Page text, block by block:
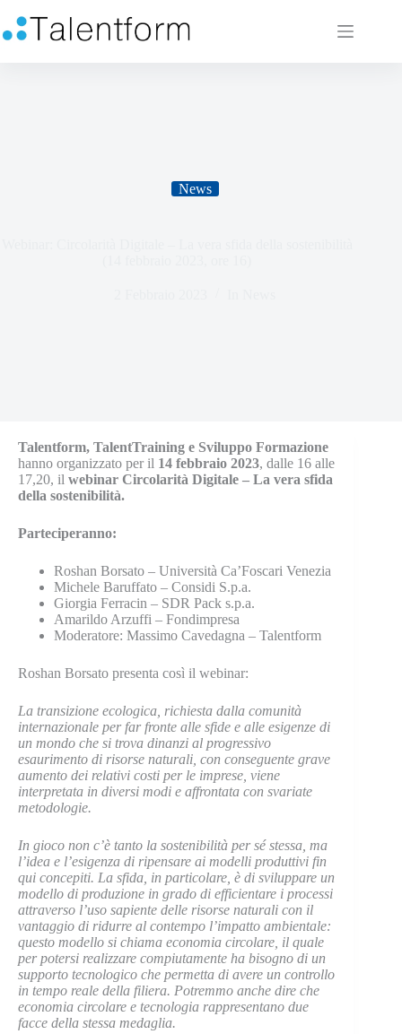
News
Talentform, TalentTraining e Sviluppo Formazione
hanno organizzato per il 14 febbraio 2023, dalle 16 alle
17,20, il webinar Circolarità Digitale – La vera sfida
della sostenibilità.
Parteciperanno:
Roshan Borsato – Università Ca’Foscari Venezia
Michele Baruffato – Considi S.p.a.
Giorgia Ferracin – SDR Pack s.p.a.
Amarildo Arzuffi – Fondimpresa
Moderatore: Massimo Cavedagna – Talentform
Roshan Borsato presenta così il webinar:
La transizione ecologica, richiesta dalla comunità
internazionale per far fronte alle sfide e alle esigenze di
un mondo che si trova dinanzi al progressivo
esaurimento di risorse naturali, con conseguente grave
aumento dei relativi costi per le imprese, viene
interpretata in diversi modi e affrontata con svariate
metodologie.
In gioco non c’è tanto la sostenibilità per sé stessa, ma
l’idea e l’esigenza di ripensare ai modelli produttivi fin
qui concepiti. La sfida, in particolare, è di sviluppare un
modello di produzione in grado di efficientare i processi
attraverso l’uso sapiente delle risorse naturali con il
vantaggio di ridurre al contempo l’impatto ambientale:
questo modello si chiama economia circolare, il quale
per potersi realizzare compiutamente ha bisogno di un
supporto tecnologico che permetta di avere un controllo
in tempo reale della filiera. Potremmo anche dire che
economia circolare e tecnologia rappresentano due
facce della stessa medaglia.